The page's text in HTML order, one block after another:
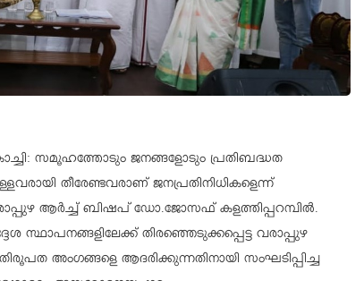
സമൂഹത്തോടും ജനങ്ങളോടും പ്രതിബദ്ധത
തീരേണ്ടവരാണ് ജനപ്രതിനിധികളെന്ന്
ആർച്ച് ബിഷപ് ഡോ.ജോസഫ് കളത്തിപ്പറമ്പിൽ.
സ്ഥാപനങ്ങളിലേക്ക് തിരഞ്ഞെടുക്കപ്പെട്ട വരാപ്പുഴ
അംഗങ്ങളെ ആദരിക്കുന്നതിനായി സംഘടിപ്പിച്ച